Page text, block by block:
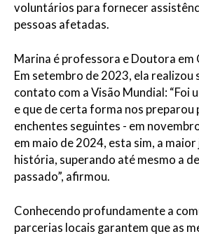
voluntários para fornecer
pessoas afetadas.
Marina é professora e Doutora em
Em setembro de 2023, ela realizou
contato com a Visão Mundial: “Foi
e que de certa forma nos preparou
enchentes seguintes - em
em maio de 2024, esta sim, a
história, superando até mesmo a
passado”, afirmou.
Conhecendo profundamente a
parcerias locais garantem que as